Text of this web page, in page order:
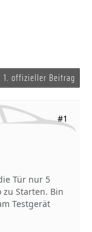
1. offizieller Beitrag
#1
Tür nur 5
Starten. Bin
Testgerät